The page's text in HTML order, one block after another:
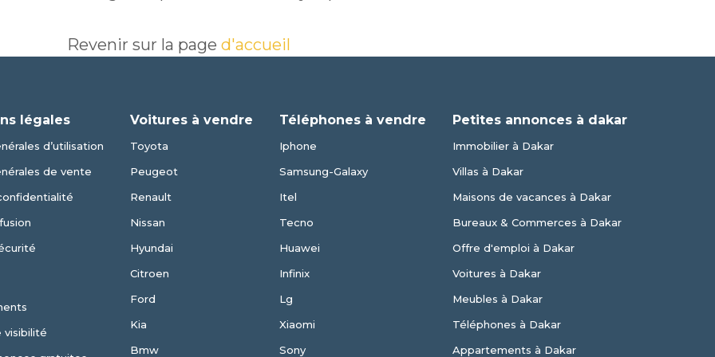
Revenir sur la page d'accueil
légales
d’utilisation
de vente
visibilité
Voitures à vendre
Toyota
Peugeot
Renault
Nissan
Hyundai
Citroen
Ford
Kia
Bmw
Téléphones à vendre
Iphone
Samsung-Galaxy
Itel
Tecno
Huawei
Infinix
Lg
Xiaomi
Sony
Petites annonces à dakar
Immobilier à Dakar
Villas à Dakar
Maisons de vacances à Dakar
Bureaux & Commerces à Dakar
Offre d'emploi à Dakar
Voitures à Dakar
Meubles à Dakar
Téléphones à Dakar
Appartements à Dakar